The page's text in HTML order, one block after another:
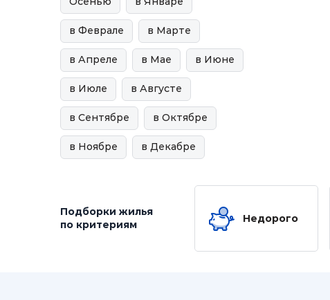
в Феврале в Марте
в Апреле в Мае в Июне
в Июле в Августе
в Сентябре в Октябре
в Ноябре в Декабре
Подборки жилья
по критериям
Недорого